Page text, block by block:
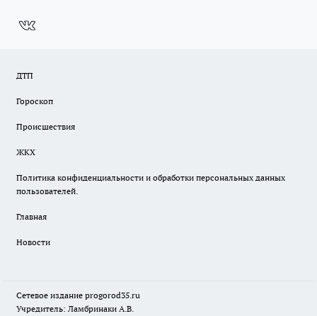
ДТП
Гороскоп
Происшествия
ЖКХ
Политика конфиденциальности и обработки персональных данных
пользователей.
Главная
Новости
Сетевое издание progorod35.ru
Учредитель: Ламбринаки А.В.